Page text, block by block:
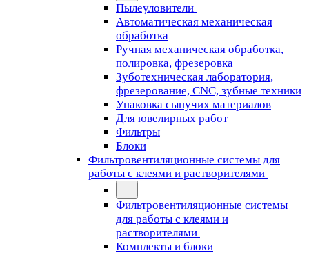
Пылеуловители
Автоматическая механическая
обработка
Ручная механическая обработка,
полировка, фрезеровка
Зуботехническая лаборатория,
фрезерование, CNC, зубные техники
Упаковка сыпучих материалов
Для ювелирных работ
Фильтры
Блоки
Фильтровентиляционные системы для
работы с клеями и растворителями
Фильтровентиляционные системы
для работы с клеями и
растворителями
Комплекты и блоки